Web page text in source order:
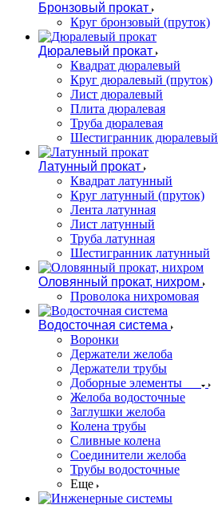
Бронзовый прокат
Круг бронзовый (пруток)
Дюралевый прокат
Квадрат дюралевый
Круг дюралевый (пруток)
Лист дюралевый
Плита дюралевая
Труба дюралевая
Шестигранник дюралевый
Латунный прокат
Квадрат латунный
Круг латунный (пруток)
Лента латунная
Лист латунный
Труба латунная
Шестигранник латунный
Оловянный прокат, нихром
Проволока нихромовая
Водосточная система
Воронки
Держатели желоба
Держатели трубы
Доборные элементы
Желоба водосточные
Заглушки желоба
Колена трубы
Сливные колена
Соединители желоба
Трубы водосточные
Еще